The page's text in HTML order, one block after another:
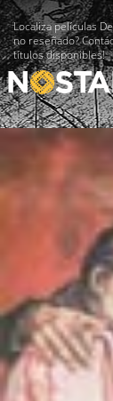
Localiza películas
no reseñado?
títulos disponibles!